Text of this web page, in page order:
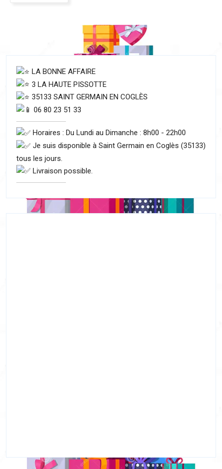
LA BONNE AFFAIRE
3 LA HAUTE PISSOTTE
35133 SAINT GERMAIN EN COGLÈS
06 80 23 51 33
Horaires : Du Lundi au Dimanche : 8h00 - 22h00
Je suis disponible à Saint Germain en Coglès (35133)
tous les jours.
Livraison possible.